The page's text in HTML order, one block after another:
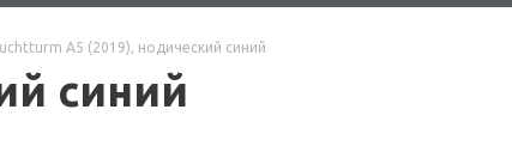
A5 (2019), нодический синий
синий